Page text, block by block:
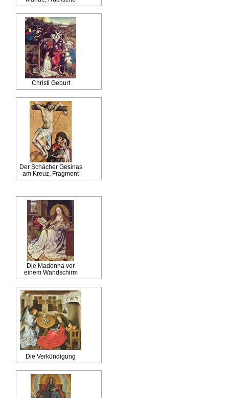
Christi Geburt
Der Schächer Gesinas
am Kreuz, Fragment
Die Madonna vor
einem Wandschirm
Die Verkündigung